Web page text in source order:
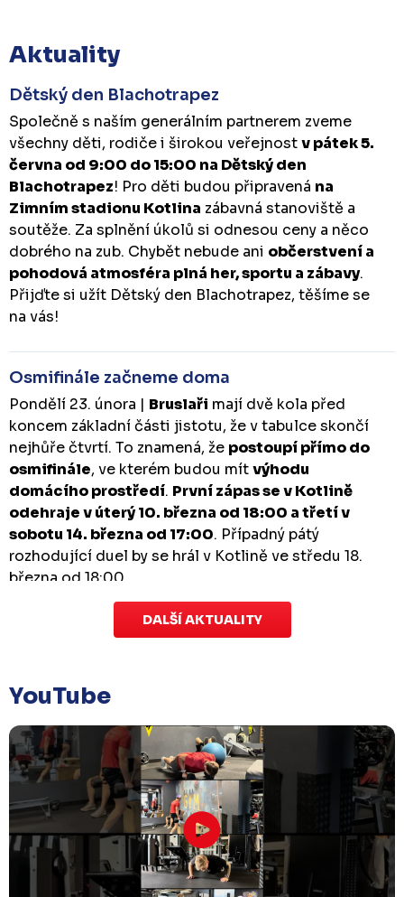
Aktuality
Dětský den Blachotrapez
Společně s naším generálním partnerem zveme
všechny děti, rodiče i širokou veřejnostv pátek 5.
června od 9:00 do 15:00 na Dětský den
Blachotrapez! Pro děti budou připravená na
Zimním stadionu Kotlina zábavná stanoviště a
soutěže. Za splnění úkolů si odnesou ceny a něco
dobrého na zub. Chybět nebude ani občerstvení a
pohodová atmosféra plná her, sportu a zábavy.
Přijďte si užít Dětský den Blachotrapez, těšíme se
na vás!
Osmifinále začneme doma
Pondělí 23. února | Bruslaři mají dvě kola před
koncem základní části jistotu, že v tabulce skončí
nejhůře čtvrtí. To znamená, že postoupí přímo do
osmifinále, ve kterém budou mítvýhodu
domácího prostředí. První zápas se v Kotlině
odehraje v úterý 10. března od 18:00 a třetí v
sobotu 14. března od 17:00. Případný pátý
rozhodující duel by se hrál v Kotlině ve středu 18.
března od 18:00.
Zápas dorostu je odložen
které se mělo odehrát v pátek 30. ledna ve 14:15,
odloženo!Odehraje se v náhradním termínu, o
kterém se bude jednat.
Náhradní termín 32. kola
Úterý 27. ledna | Utkání 32. kola v Písku
, které se
mělo původně odehrát 31. ledna, bylo z důvodu
marodky Králů odloženo. Kluby se domluvily na
náhradním termínu, Bruslaři se s Pískem utkají
DALŠÍ AKTUALITY
YouTube